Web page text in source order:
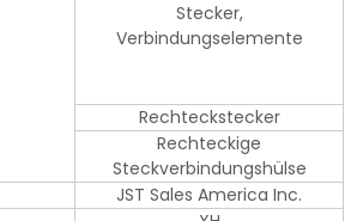
Stecker,
Verbindungselemente
Rechteckstecker
Rechteckige
Steckverbindungshülse
JST Sales America Inc.